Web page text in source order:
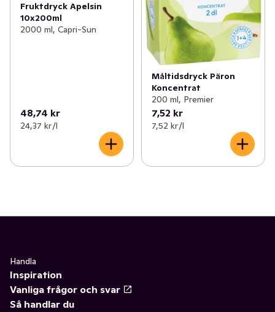
Fruktdryck Apelsin
10x200ml
2000 ml, Capri-Sun
48,74 kr
24,37 kr /l
Måltidsdryck Päron
Koncentrat
200 ml, Premier
7,52 kr
7,52 kr /l
Handla
Inspiration
Vanliga frågor och svar
Så handlar du